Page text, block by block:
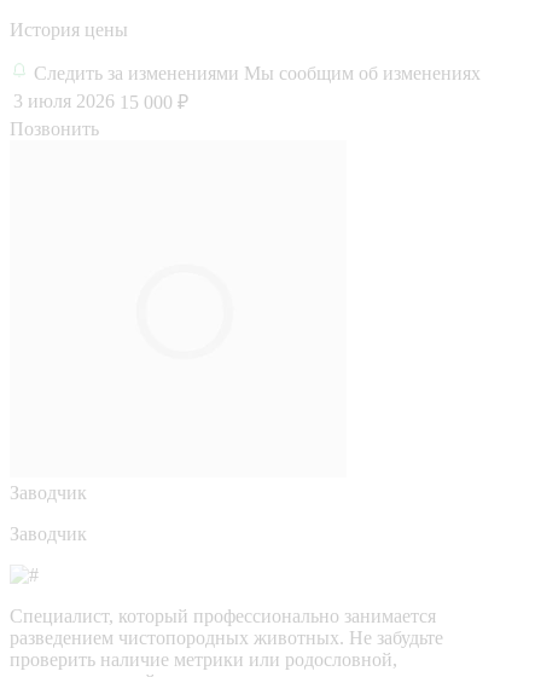
История цены
Следить за изменениями Мы сообщим об изменениях
3 июля 2026 15 000 ₽
Позвонить
Заводчик
Заводчик
Специалист, который профессионально занимается
разведением чистопородных животных. Не забудьте
проверить наличие метрики или родословной,